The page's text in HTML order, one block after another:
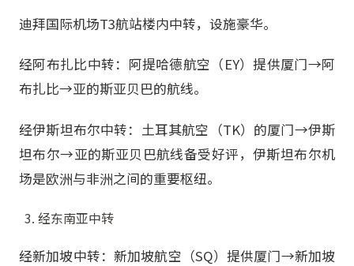
迪拜国际机场T3航站楼内中转，设施豪华。
经阿布扎比中转：阿提哈德航空（EY）提供厦门→阿
布扎比→亚的斯亚贝巴的航线。
经伊斯坦布尔中转：土耳其航空（TK）的厦门→伊斯
坦布尔→亚的斯亚贝巴航线备受好评，伊斯坦布尔机
场是欧洲与非洲之间的重要枢纽。
经东南亚中转
经新加坡中转：新加坡航空（SQ）提供厦门→新加坡